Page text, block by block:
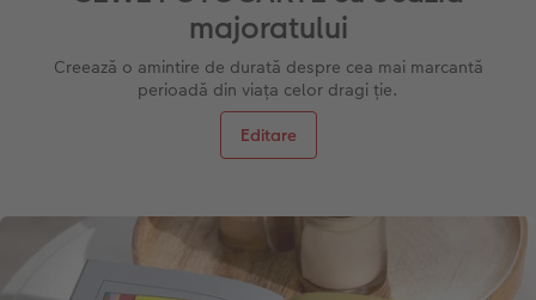
majoratului
Creează o amintire de durată despre cea mai marcantă
perioadă din viața celor dragi ție.
Editare